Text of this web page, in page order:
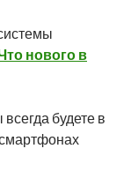
нового в
будете в